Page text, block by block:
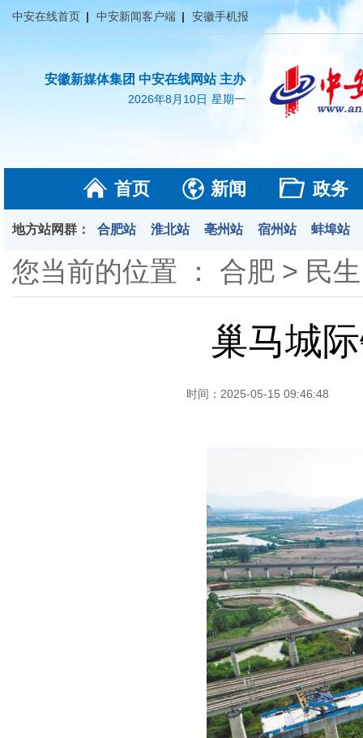
中安在线首页 中安新闻客户端 安徽手机报
安徽新媒体集团 中安在线网站 主办
2026年8月10日 星期一
首页 新闻 政务
地方站网群： 合肥站 淮北站 亳州站 宿州站 蚌埠站
您当前的位置 ： 合肥 > 民生
巢马城
时间：2025-05-15 09:46:48